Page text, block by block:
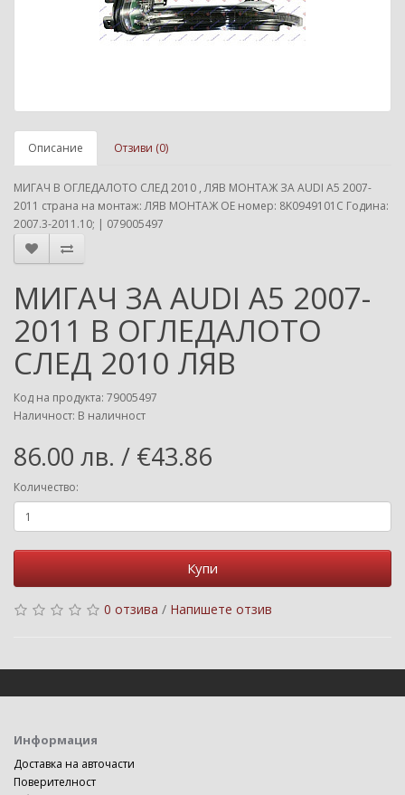
Описание Отзиви (0)
МИГАЧ В ОГЛЕДАЛОТО СЛЕД 2010 , ЛЯВ МОНТАЖ ЗА AUDI A5 2007-
2011 страна на монтаж: ЛЯВ МОНТАЖ ОЕ номер: 8K0949101C Година:
2007.3-2011.10; | 079005497
МИГАЧ ЗА AUDI A5 2007-
2011 В ОГЛЕДАЛОТО
СЛЕД 2010 ЛЯВ
Код на продукта: 79005497
Наличност: В наличност
86.00 лв. / €43.86
Количество:
Купи
0 отзива / Напишете отзив
Информация
Доставка на авточасти
Поверителност